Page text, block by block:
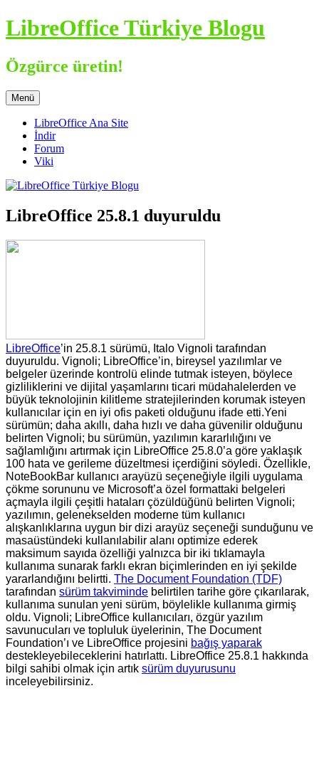
İçeriğe
atla
LibreOffice Türkiye Blogu
Özgürce üretin!
Menü
LibreOffice Ana Site
İndir
Forum
Viki
LibreOffice 25.8.1 duyuruldu
LibreOffice’in 25.8.1 sürümü, Italo Vignoli tarafından
duyuruldu. Vignoli; LibreOffice’in, bireysel yazılımlar ve
belgeler üzerinde kontrolü elinde tutmak isteyen, böylece
gizliliklerini ve dijital yaşamlarını ticari müdahalelerden ve
büyük teknolojinin kilitleme stratejilerinden korumak isteyen
kullanıcılar için en iyi ofis paketi olduğunu ifade etti.Yeni
sürümün; daha akıllı, daha hızlı ve daha güvenilir olduğunu
belirten Vignoli; bu sürümün, yazılımın kararlılığını ve
sağlamlığını artırmak için LibreOffice 25.8.0’a göre yaklaşık
100 hata ve gerileme düzeltmesi içerdiğini söyledi. Özellikle,
NoteBookBar kullanıcı arayüzü seçeneğiyle ilgili uygulama
çökme sorununu ve Microsoft’a özel formattaki belgeleri
açmayla ilgili çeşitli hataları çözüldüğünü belirten Vignoli;
yazılımın, gelenekselden moderne tüm kullanıcı
alışkanlıklarına uygun bir dizi arayüz seçeneği sunduğunu ve
masaüstündeki kullanılabilir alanı optimize ederek
maksimum sayıda özelliği yalnızca bir iki tıklamayla
kullanıma sunarak farklı ekran biçimlerinden en iyi şekilde
yararlandığını belirtti. The Document Foundation (TDF)
tarafından sürüm takviminde belirtilen tarihe göre çıkarılarak,
kullanıma sunulan yeni sürüm, böylelikle kullanıma girmiş
oldu. Vignoli; LibreOffice kullanıcıları, özgür yazılım
savunucuları ve topluluk üyelerinin, The Document
Foundation’ı ve LibreOffice projesini bağış yaparak
destekleyebileceklerini hatırlattı. LibreOffice 25.8.1 hakkında
bilgi sahibi olmak için artık sürüm duyurusunu
inceleyebilirsiniz.